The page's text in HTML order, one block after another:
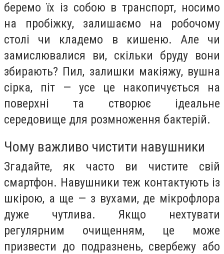
беремо їх із собою в транспорт, носимо
на пробіжку, залишаємо на робочому
столі чи кладемо в кишеню. Але чи
замислювалися ви, скільки бруду вони
збирають? Пил, залишки макіяжу, вушна
сірка, піт — усе це накопичується на
поверхні та створює ідеальне
середовище для розмноження бактерій.
Чому важливо чистити навушники
Згадайте, як часто ви чистите свій
смартфон. Навушники теж контактують із
шкірою, а ще — з вухами, де мікрофлора
дуже чутлива. Якщо нехтувати
регулярним очищенням, це може
призвести до подразнень, свербежу або